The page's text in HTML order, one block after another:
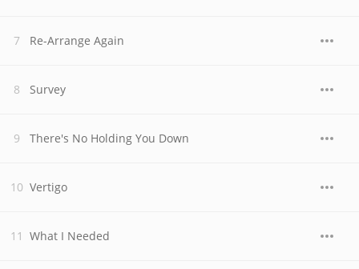
Re-Arrange Again
Survey
There's No Holding You Down
Vertigo
What I Needed